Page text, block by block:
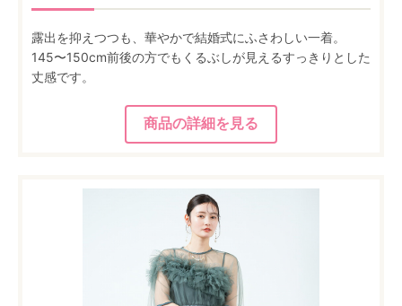
露出を抑えつつも、華やかで結婚式にふさわしい一着。
145〜150cm前後の方でもくるぶしが見えるすっきりとした
丈感です。